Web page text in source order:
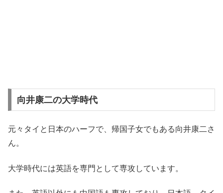
向井康二の大学時代
元々タイと日本のハーフで、帰国子女でもある向井康二さ
ん。
大学時代には英語を専門として専攻しています。